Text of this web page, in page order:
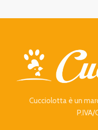
Cucciolotta è un
P.IVA/